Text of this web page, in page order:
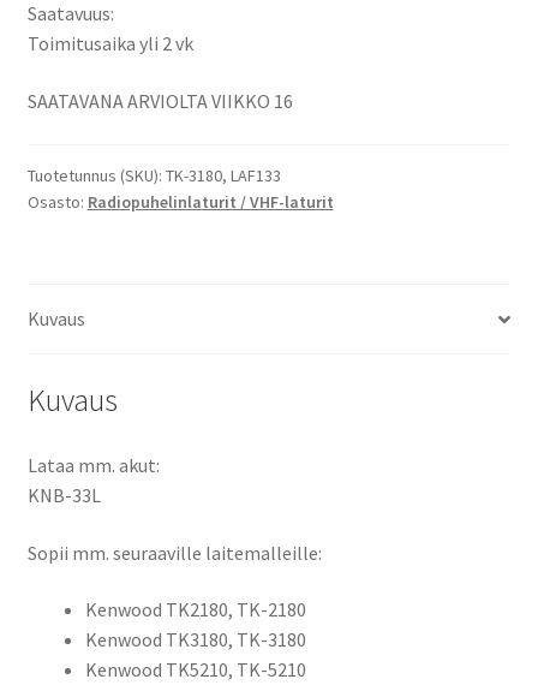
Autoadapterilla
12V
Li-
Ion
TK-
TK-
3180,
5210
määrä
Saatavuus:
Toimitusaika yli 2 vk
SAATAVANA ARVIOLTA VIIKKO 16
Tuotetunnus (SKU): TK-3180, LAF133
Osasto: Radiopuhelinlaturit / VHF-laturit
Kuvaus
Kuvaus
Lataa mm. akut:
KNB-33L
Sopii mm. seuraaville laitemalleille:
Kenwood TK2180, TK-2180
Kenwood TK3180, TK-3180
Kenwood TK5210, TK-5210